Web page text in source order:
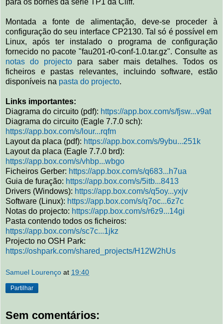
Montada a fonte de alimentação, deve-se proceder à
configuração do seu interface CP2130. Tal só é possível em
Linux, após ter instalado o programa de configuração
fornecido no pacote "fau201-r0-conf-1.0.tar.gz". Consulte as
notas do projecto para saber mais detalhes. Todos os
ficheiros e pastas relevantes, incluindo software, estão
disponíveis na pasta do projecto.
Links importantes:
Diagrama do circuito (pdf): https://app.box.com/s/fjsw...v9at
Diagrama do circuito (Eagle 7.7.0 sch):
https://app.box.com/s/lour...rqfm
Layout da placa (pdf): https://app.box.com/s/9ybu...251k
Layout da placa (Eagle 7.7.0 brd):
https://app.box.com/s/vhbp...wbgo
Ficheiros Gerber: https://app.box.com/s/q683...h7ua
Guia de furação: https://app.box.com/s/5itb...8413
Drivers (Windows): https://app.box.com/s/q5oy...yxjv
Software (Linux): https://app.box.com/s/q7oc...6z7c
Notas do projecto: https://app.box.com/s/r6z9...14gi
Pasta contendo todos os ficheiros:
https://app.box.com/s/sc7c...1jkz
Projecto no OSH Park:
https://oshpark.com/shared_projects/H12W2hUs
Samuel Lourenço at 19:40
Partilhar
Sem comentários: